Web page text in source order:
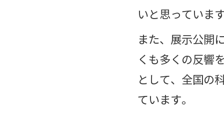
いと思っていま
また、展示公開
くも多くの反響
として、全国の
ています。